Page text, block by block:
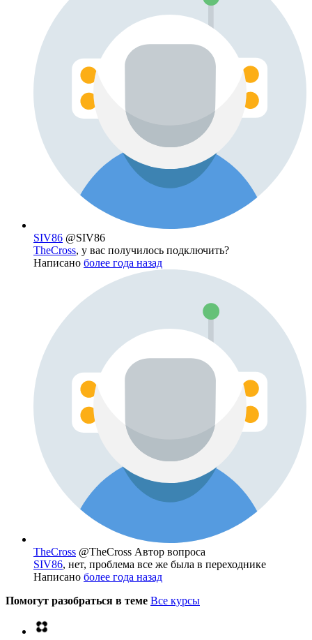
SIV86 @SIV86
TheCross, у вас получилось подключить?
Написано более года назад
TheCross @TheCross Автор вопроса
SIV86, нет, проблема все же была в переходнике
Написано более года назад
Помогут разобраться в теме Все курсы